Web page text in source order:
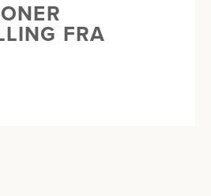
FRA